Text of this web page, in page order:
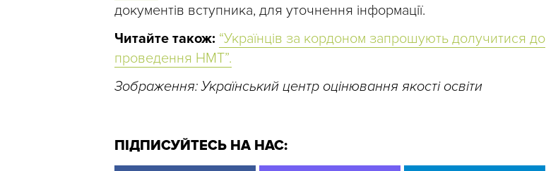
документів вступника, для уточнення інформації.
Читайте також: “Українців за кордоном запрошують долучитися до
проведення НМТ”.
Зображення: Український центр оцінювання якості освіти
ПІДПИСУЙТЕСЬ НА НАС: